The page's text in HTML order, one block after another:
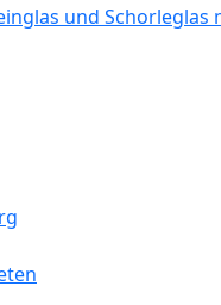
und Schorleglas